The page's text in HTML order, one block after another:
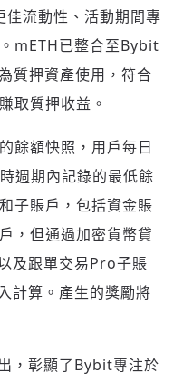
時報》
脈動
驗證碼
流動性、活動期間專
mETH已整合至Bybit
質押資產使用，符合
取質押收益。
餘額快照，用戶每日
週期內記錄的最低餘
子賬戶，包括資金賬
，但通過加密貨幣貸
及跟單交易Pro子賬
計算。產生的獎勵將
，彰顯了Bybit專注於